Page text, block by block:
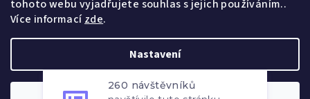
tohoto webu vyjadřujete souhlas s jejich používáním..
Více informacízde.
Nastavení
info@visage-studio.cz
260 návštěvníků
za posledních 7 dní